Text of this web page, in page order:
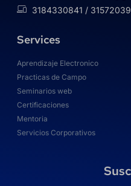
3184330841 /
Services
Aprendizaje Electronico
Practicas de Campo
Seminarios web
Certificaciones
Mentoria
Servicios Corporativos